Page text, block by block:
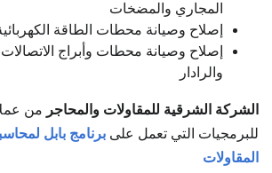
المجاري والمضخات
إصلاح وصيانة محطات الطاقة
إصلاح وصيانة محطات وأبراج الاتصالات
والرادار
الشركة الشرقية للمقاولات والمحاجر من
للبرمجيات التي تعمل على برنامج بابل
المقاولات